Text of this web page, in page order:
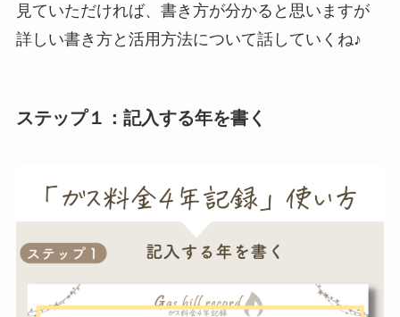
見ていただければ、書き方が分かると思いますが
詳しい書き方と活用方法について話していくね♪
ステップ１：記入する年を書く